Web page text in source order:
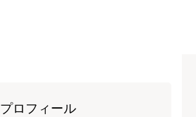
プロフィール